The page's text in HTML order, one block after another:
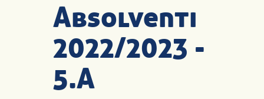
Absolventi
2022/2023 -
5.A